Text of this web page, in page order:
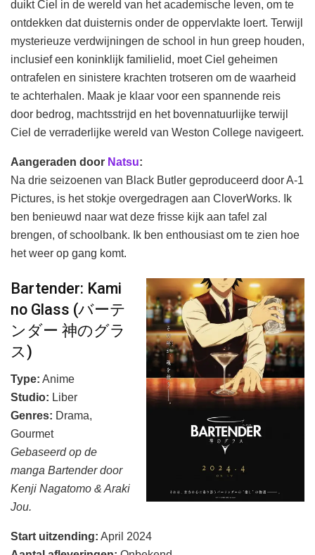
duikt Ciel in de wereld van het academische leven, om te
ontdekken dat duisternis onder de oppervlakte loert. Terwijl
mysterieuze verdwijningen de school in hun greep houden,
inclusief een koninklijk familielid, moet Ciel geheimen
ontrafelen en sinistere krachten trotseren om de waarheid
te achterhalen. Maak je klaar voor een spannende reis
door bedrog, machtsstrijd en het bovennatuurlijke terwijl
Ciel de verraderlijke wereld van Weston College navigeert.
Aangeraden door Natsu:
Na drie seizoenen van Black Butler geproduceerd door A-1
Pictures, is het stokje overgedragen aan CloverWorks. Ik
ben benieuwd naar wat deze frisse kijk aan tafel zal
brengen, of schoolbank. Ik ben enthousiast om te zien hoe
het weer op gang komt.
Bartender: Kami
no Glass (バーテ
ンダー 神のグラ
ス)
Type: Anime
Studio: Liber
Genres: Drama,
Gourmet
Gebaseerd op de
manga Bartender door
Kenji Nagatomo & Araki
Jou.
Start uitzending: April 2024